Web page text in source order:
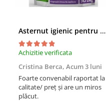
Asternut igienic pentru pisici Tofu Lavanda, Mon Petit 5 l
Achizitie verificata
Cristina Berca, Acum 3 luni
Foarte convenabil raportat la
calitate/ preț și are un miros
plăcut.